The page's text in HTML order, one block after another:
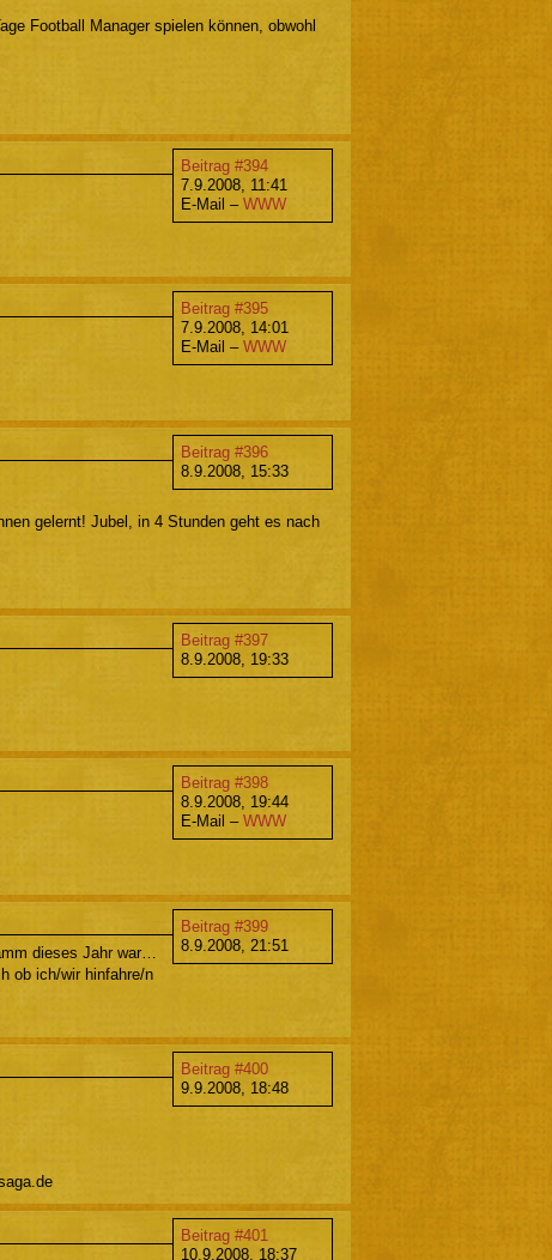
Football Manager spielen können, obwohl
Beitrag #394
7.9.2008, 11:41
E-Mail – WWW
Beitrag #395
7.9.2008, 14:01
E-Mail – WWW
Beitrag #396
8.9.2008, 15:33
gelernt! Jubel, in 4 Stunden geht es nach
Beitrag #397
8.9.2008, 19:33
Beitrag #398
8.9.2008, 19:44
E-Mail – WWW
Beitrag #399
8.9.2008, 21:51
dieses Jahr war…
ob ich/wir hinfahre/n
Beitrag #400
9.9.2008, 18:48
Beitrag #401
10.9.2008, 18:37